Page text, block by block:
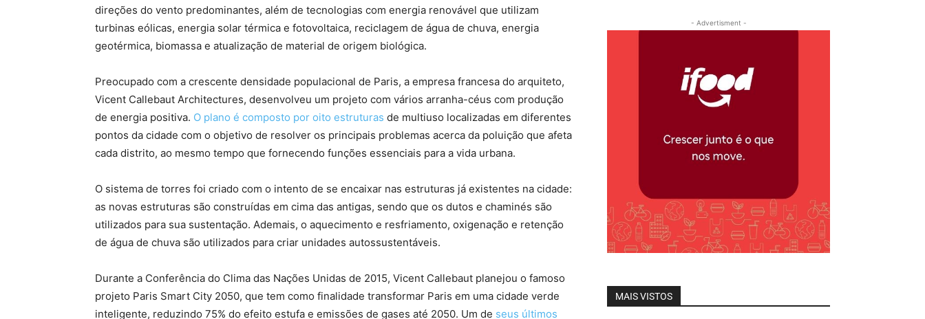
direções do vento predominantes, além de tecnologias com energia renovável que utilizam
turbinas eólicas, energia solar térmica e fotovoltaica, reciclagem de água de chuva, energia
geotérmica, biomassa e atualização de material de origem biológica.
Preocupado com a crescente densidade populacional de Paris, a empresa francesa do arquiteto,
Vicent Callebaut Architectures, desenvolveu um projeto com vários arranha-céus com produção
de energia positiva. O plano é composto por oito estruturas de multiuso localizadas em diferentes
pontos da cidade com o objetivo de resolver os principais problemas acerca da poluição que afeta
cada distrito, ao mesmo tempo que fornecendo funções essenciais para a vida urbana.
O sistema de torres foi criado com o intento de se encaixar nas estruturas já existentes na cidade:
as novas estruturas são construídas em cima das antigas, sendo que os dutos e chaminés são
utilizados para sua sustentação. Ademais, o aquecimento e resfriamento, oxigenação e retenção
de água de chuva são utilizados para criar unidades autossustentáveis.
Durante a Conferência do Clima das Nações Unidas de 2015, Vicent Callebaut planejou o famoso
projeto Paris Smart City 2050, que tem como finalidade transformar Paris em uma cidade verde
inteligente, reduzindo 75% do efeito estufa e emissões de gases até 2050. Um de seus últimos
- Advertisment -
MAIS VISTOS